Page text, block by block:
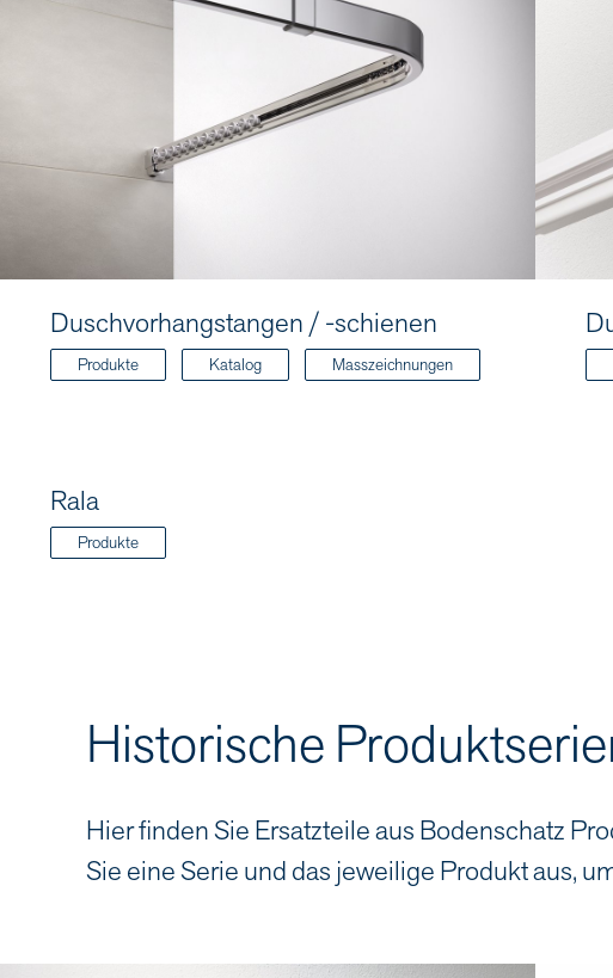
Duschvorhangstangen / -schienen
Produkte Katalog Masszeichnungen
Rala
Produkte
Historische
Hier finden Sie Ersatzteile aus Bodenschatz
Sie eine Serie und das jeweilige Produkt aus,